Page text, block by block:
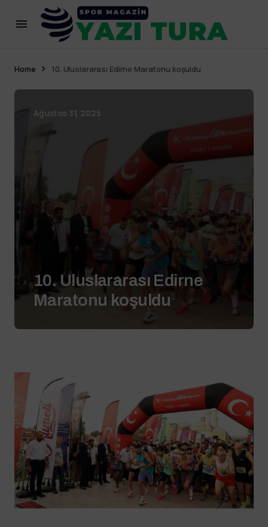
Home 10. Uluslararası Edirne Maratonu koşuldu
Ağustos 31, 2025
10. Uluslararası Edirne
Maratonu koşuldu